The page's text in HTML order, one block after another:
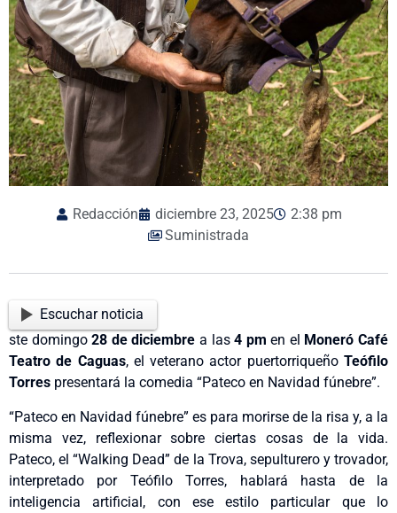
Redacción diciembre 23, 2025
2:38 pm
Suministrada
Escuchar noticia
ste domingo28 de diciembre a las4 pm en el Moneró Café
Teatro de Caguas, el veterano actor puertorriqueñoTeófilo
Torres presentará la comedia “Pateco en Navidad fúnebre”.
“Pateco en Navidad fúnebre” es para morirse de la risa y, a la
misma vez, reflexionar sobre ciertas cosas de la vida.
Pateco, el “Walking Dead” de la Trova, sepulturero y trovador,
interpretado por Teófilo Torres, hablará hasta de la
inteligencia artificial, con ese estilo particular que lo